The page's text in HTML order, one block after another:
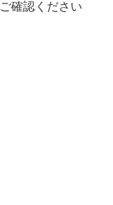
ご確認ください